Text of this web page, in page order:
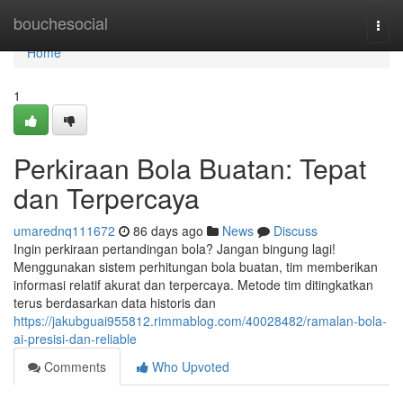
bouchesocial
Home
Home
1
Perkiraan Bola Buatan: Tepat
dan Terpercaya
umarednq111672 86 days ago News
Discuss
Ingin perkiraan pertandingan bola? Jangan bingung lagi!
Menggunakan sistem perhitungan bola buatan, tim memberikan
informasi relatif akurat dan terpercaya. Metode tim ditingkatkan
terus berdasarkan data historis dan
https://jakubguai955812.rimmablog.com/40028482/ramalan-bola-
ai-presisi-dan-reliable
Comments
Who Upvoted